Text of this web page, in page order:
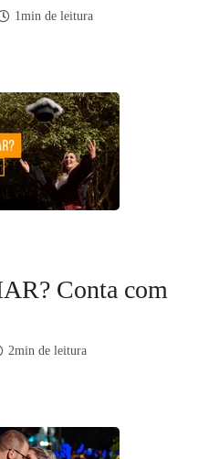
1min de leitura
Conta com
2min de leitura